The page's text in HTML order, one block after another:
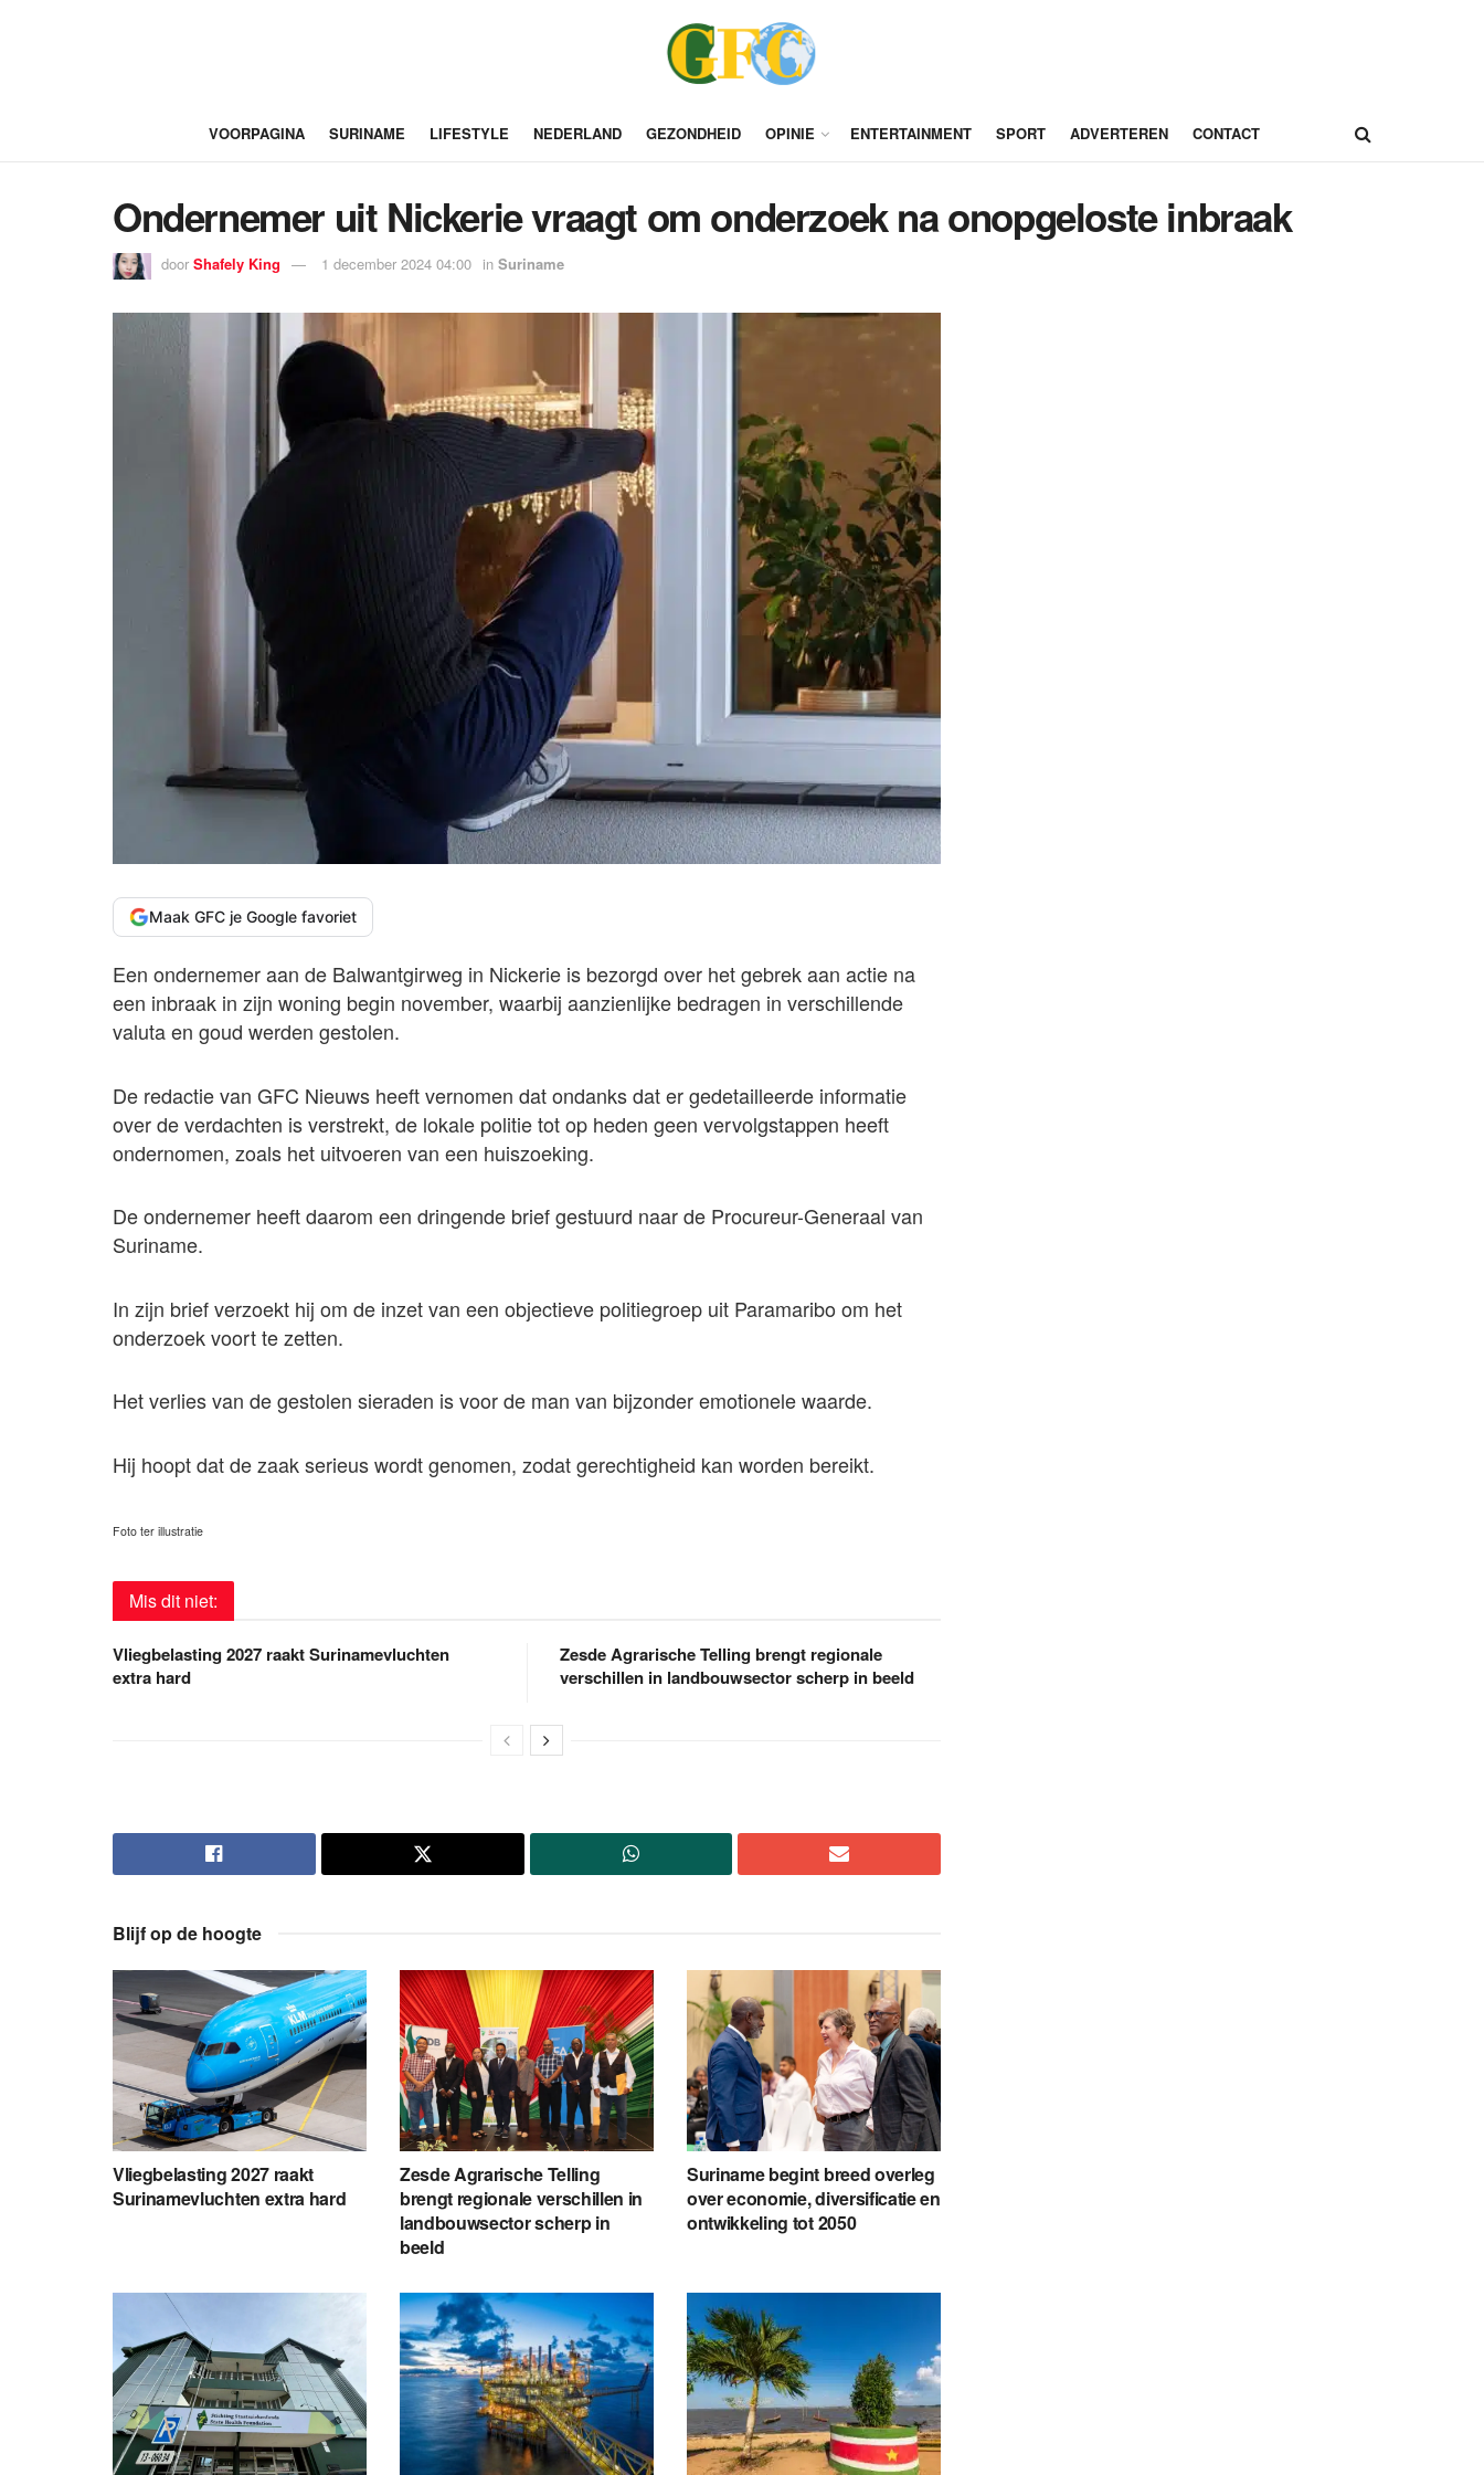
VOORPAGINA SURINAME LIFESTYLE NEDERLAND GEZONDHEID OPINIE ENTERTAINMENT SPORT ADVERTEREN CONTACT
Ondernemer uit Nickerie vraagt om onderzoek na onopgeloste inbraak
door Shafely King 1 december 2024 04:00 in Suriname
Maak GFC je Google favoriet
Een ondernemer aan de Balwantgirweg in Nickerie is bezorgd over het gebrek aan actie na
een inbraak in zijn woning begin november, waarbij aanzienlijke bedragen in verschillende
valuta en goud werden gestolen.
De redactie van GFC Nieuws heeft vernomen dat ondanks dat er gedetailleerde informatie
over de verdachten is verstrekt, de lokale politie tot op heden geen vervolgstappen heeft
ondernomen, zoals het uitvoeren van een huiszoeking.
De ondernemer heeft daarom een dringende brief gestuurd naar de Procureur-Generaal van
Suriname.
In zijn brief verzoekt hij om de inzet van een objectieve politiegroep uit Paramaribo om het
onderzoek voort te zetten.
Het verlies van de gestolen sieraden is voor de man van bijzonder emotionele waarde.
Hij hoopt dat de zaak serieus wordt genomen, zodat gerechtigheid kan worden bereikt.
Foto ter illustratie
Mis dit niet:
Vliegbelasting 2027 raakt Surinamevluchten
extra hard
Zesde Agrarische Telling brengt regionale
verschillen in landbouwsector scherp in beeld
Blijf op de hoogte
Vliegbelasting 2027 raakt
Surinamevluchten extra hard
Zesde Agrarische Telling
brengt regionale verschillen in
landbouwsector scherp in
beeld
Suriname begint breed overleg
over economie, diversificatie en
ontwikkeling tot 2050